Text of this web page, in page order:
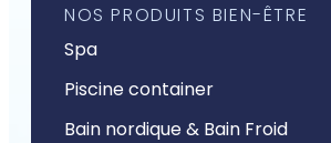
NOS PRODUITS BIEN-ÊTRE
Spa
Piscine container
Bain nordique & Bain Froid